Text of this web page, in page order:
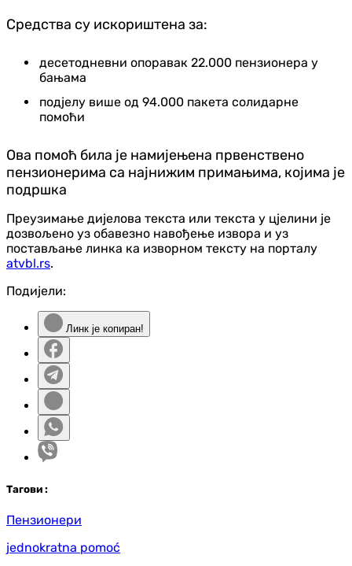
Средства су искориштена за:
десетодневни опоравак 22.000 пензионера у
бањама
под‌јелу више од 94.000 пакета солидарне
помоћи
Ова помоћ била је намијењена првенствено
пензионерима са најнижим примањима, којима је
подршка
Преузимање дијелова текста или текста у цјелини је
дозвољено уз обавезно навођење извора и уз
постављање линка ка изворном тексту на порталу
atvbl.rs.
Подијели:
Линк је копиран!
Тагови :
Пензионери
jednokratna pomoć